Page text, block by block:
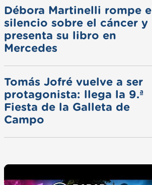
Débora Martinelli rompe el
silencio sobre el cáncer y
presenta su libro en
Mercedes
Tomás Jofré vuelve a ser
protagonista: llega la 9.ª
Fiesta de la Galleta de
Campo